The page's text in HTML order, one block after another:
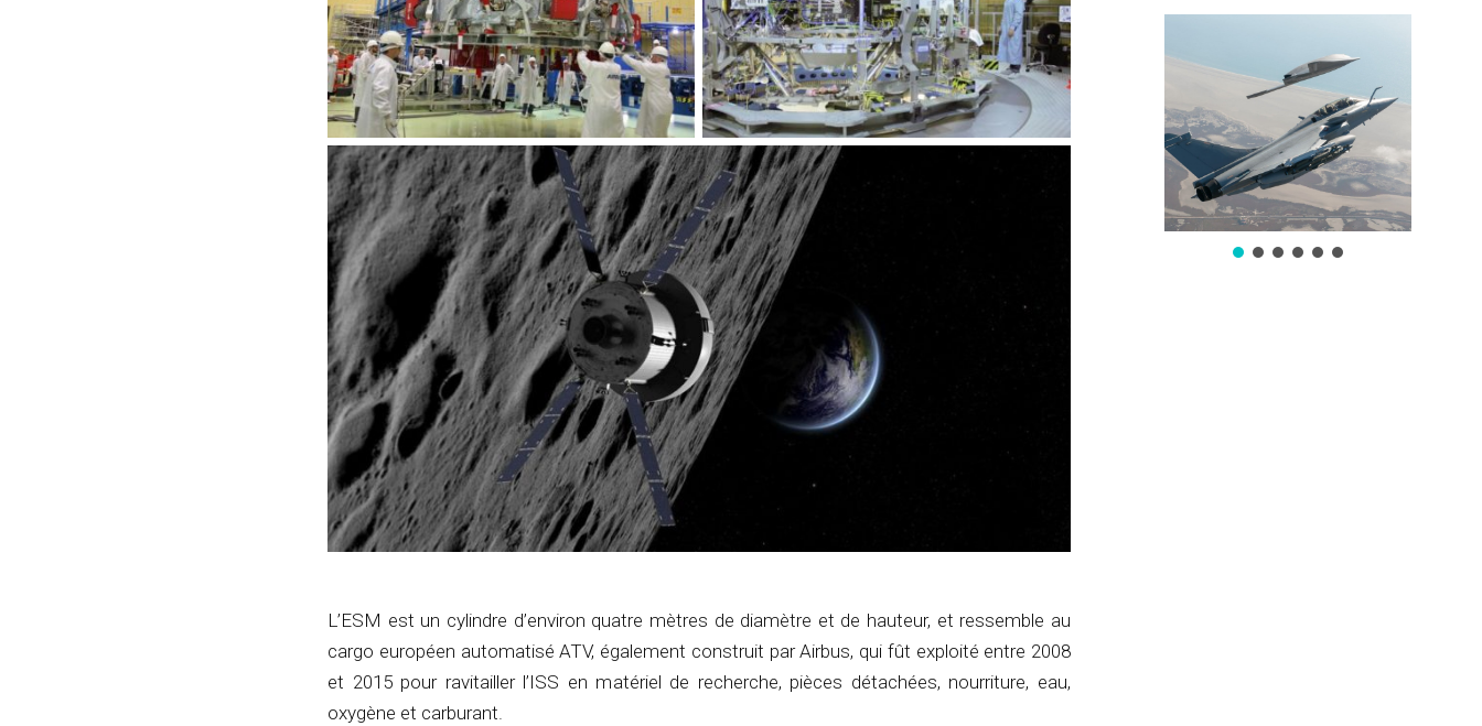
L’ESM est un cylindre d’environ quatre mètres de diamètre et de hauteur, et ressemble au
cargo européen automatisé ATV, également construit par Airbus, qui fût exploité entre 2008
et 2015 pour ravitailler l’ISS en matériel de recherche, pièces détachées, nourriture, eau,
oxygène et carburant.